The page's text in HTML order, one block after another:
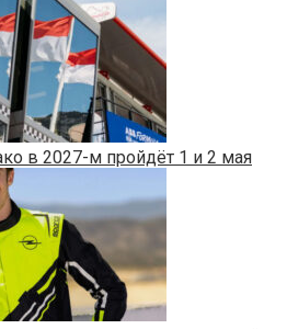
в 2027-м пройдёт 1 и 2 мая